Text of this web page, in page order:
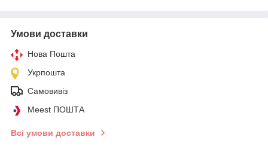
Умови доставки
Нова Пошта
Укрпошта
Самовивіз
Meest ПОШТА
Всі умови доставки